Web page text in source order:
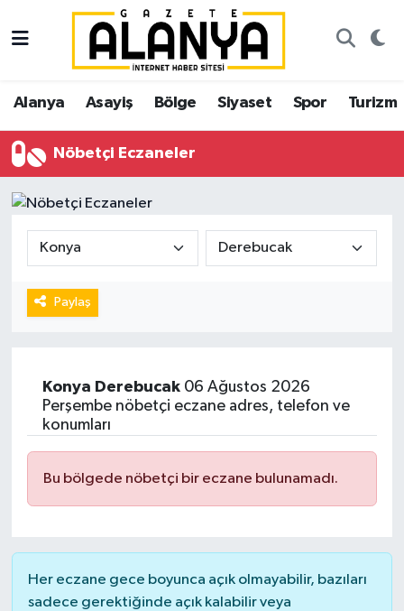
Alanya Asayiş Bölge Siyaset Spor Turizm
Nöbetçi Eczaneler
Paylaş
Konya Derebucak06 Ağustos 2026
Perşembe nöbetçi eczane adres, telefon ve
konumları
Bu bölgede nöbetçi bir eczane bulunamadı.
Her eczane gece boyunca açık olmayabilir, bazıları
sadece gerektiğinde açık kalabilir veya
Alanya
Asayiş
Bölge
Siyaset
Spor
Turizm
Gazipaşa
İstanbul Nöbetçi Eczaneler
İstanbul Hava Durumu
İstanbul Trafik Yoğunluk Haritası
Süper Lig Puan Durumu ve Fikstür
Tüm Manşetler
Son Dakika Haberleri